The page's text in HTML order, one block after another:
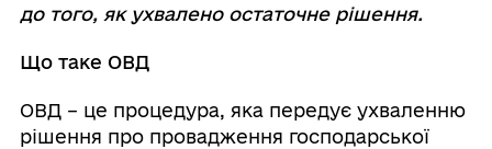
до того, як ухвалено остаточне рішення.
Що таке ОВД
ОВД – це процедура, яка передує ухваленню
рішення про провадження господарської